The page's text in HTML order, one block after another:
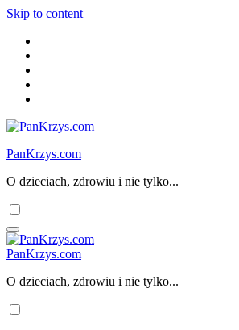
Skip to content
PanKrzys.com
O dzieciach, zdrowiu i nie tylko...
PanKrzys.com
O dzieciach, zdrowiu i nie tylko...